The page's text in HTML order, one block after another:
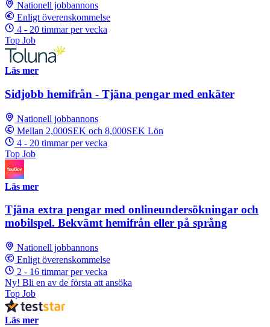
Nationell jobbannons
Enligt överenskommelse
4 - 20 timmar per vecka
Top Job
Läs mer
Sidjobb hemifrån - Tjäna pengar med enkäter
Nationell jobbannons
Mellan 2,000SEK och 8,000SEK Lön
4 - 20 timmar per vecka
Top Job
Läs mer
Tjäna extra pengar med onlineundersökningar och
mobilspel. Bekvämt hemifrån eller på språng
Nationell jobbannons
Enligt överenskommelse
2 - 16 timmar per vecka
Ny! Bli en av de första att ansöka
Top Job
Läs mer